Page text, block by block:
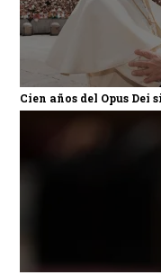
Cien años del Opus